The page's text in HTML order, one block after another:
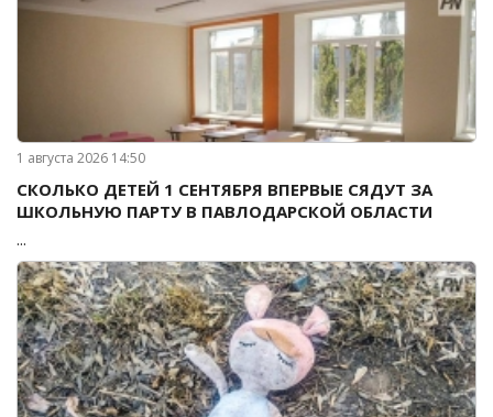
1 августа 2026 14:50
СКОЛЬКО ДЕТЕЙ 1 СЕНТЯБРЯ ВПЕРВЫЕ СЯДУТ ЗА
ШКОЛЬНУЮ ПАРТУ В ПАВЛОДАРСКОЙ ОБЛАСТИ
...